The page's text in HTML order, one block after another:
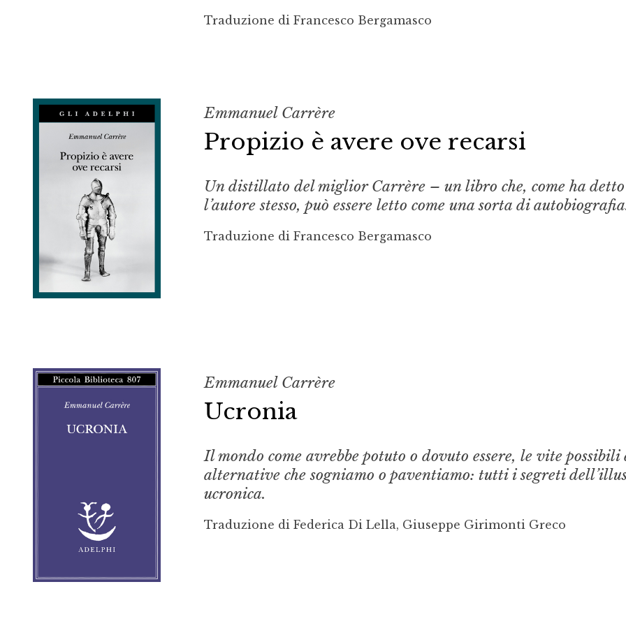
Traduzione di Francesco Bergamasco
Emmanuel Carrère
Propizio è avere ove recarsi
Un distillato del miglior Carrère – un libro che, come ha detto
l’autore stesso, può essere letto come una sorta di
Traduzione di Francesco Bergamasco
Emmanuel Carrère
Ucronia
Il mondo come avrebbe potuto o dovuto essere, le vite possibili
alternative che sogniamo o paventiamo: tutti i segreti
ucronica.
Traduzione di Federica Di Lella, Giuseppe Girimonti Greco